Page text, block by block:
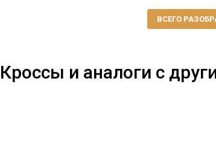
ВСЕГО
Кроссы и аналоги с